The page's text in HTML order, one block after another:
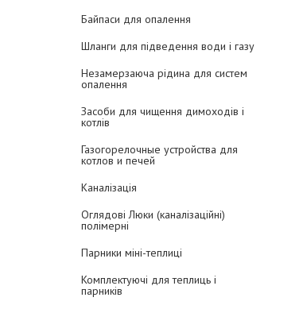
Байпаси для опалення
Шланги для підведення води і газу
Незамерзаюча рідина для систем
опалення
Засоби для чищення димоходів і
котлів
Газогорелочные устройства для
котлов и печей
Каналізація
Оглядові Люки (каналізаційні)
полімерні
Парники міні-теплиці
Комплектуючі для теплиць і
парників